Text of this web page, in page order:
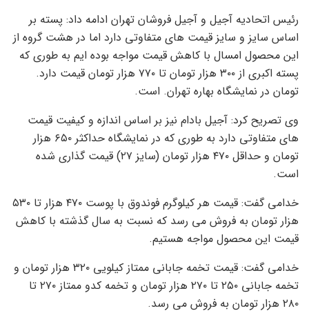
رئیس اتحادیه آجیل و آجیل فروشان تهران ادامه داد: پسته بر
اساس سایز و سایز قیمت های متفاوتی دارد اما در هشت گروه از
این محصول امسال با کاهش قیمت مواجه بوده ایم به طوری که
پسته اکبری از ۳۰۰ هزار تومان تا ۷۷۰ هزار تومان قیمت دارد.
تومان در نمایشگاه بهاره تهران. است.
وی تصریح کرد: آجیل بادام نیز بر اساس اندازه و کیفیت قیمت
های متفاوتی دارد به طوری که در نمایشگاه حداکثر ۶۵۰ هزار
تومان و حداقل ۴۷۰ هزار تومان (سایز ۲۷) قیمت گذاری شده
است.
خدامی گفت: قیمت هر کیلوگرم فوندوق با پوست ۴۷۰ هزار تا ۵۳۰
هزار تومان به فروش می رسد که نسبت به سال گذشته با کاهش
قیمت این محصول مواجه هستیم.
خدامی گفت: قیمت تخمه جابانی ممتاز کیلویی ۳۲۰ هزار تومان و
تخمه جابانی ۲۵۰ تا ۲۷۰ هزار تومان و تخمه کدو ممتاز ۲۷۰ تا
۲۸۰ هزار تومان به فروش می رسد.